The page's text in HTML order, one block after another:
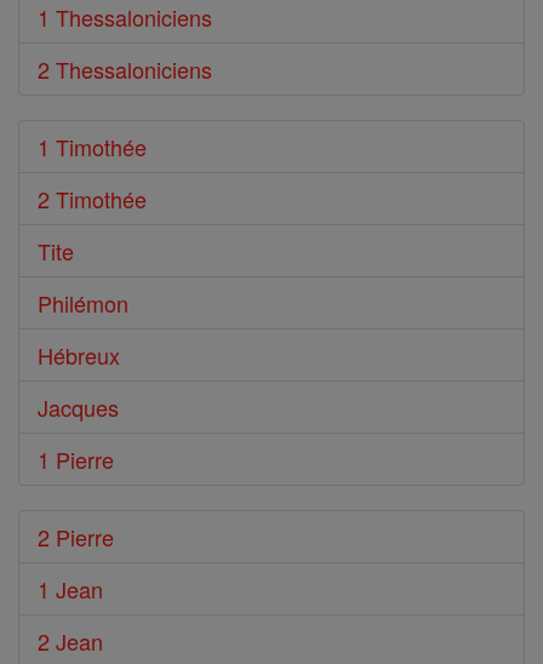
1 Thessaloniciens
2 Thessaloniciens
1 Timothée
2 Timothée
Tite
Philémon
Hébreux
Jacques
1 Pierre
2 Pierre
1 Jean
2 Jean